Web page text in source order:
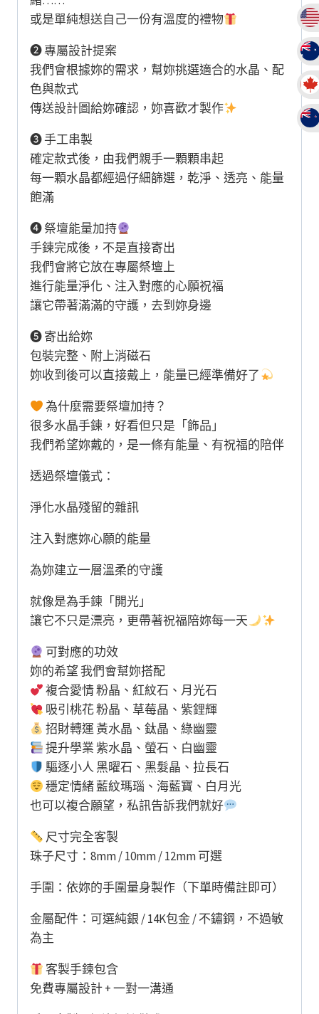
或是單純想送自己一份有溫度的禮物
❷ 專屬設計提案
我們會根據妳的需求，幫妳挑選適合的水晶、配
色與款式
傳送設計圖給妳確認，妳喜歡才製作
❸ 手工串製
確定款式後，由我們親手一顆顆串起
每一顆水晶都經過仔細篩選，乾淨、透亮、能量
飽滿
❹ 祭壇能量加持
手鍊完成後，不是直接寄出
我們會將它放在專屬祭壇上
進行能量淨化、注入對應的心願祝福
讓它帶著滿滿的守護，去到妳身邊
❺ 寄出給妳
包裝完整、附上消磁石
妳收到後可以直接戴上，能量已經準備好了
為什麼需要祭壇加持？
很多水晶手鍊，好看但只是「飾品」
我們希望妳戴的，是一條有能量、有祝福的陪伴
透過祭壇儀式：
淨化水晶殘留的雜訊
注入對應妳心願的能量
為妳建立一層溫柔的守護
就像是為手鍊「開光」
讓它不只是漂亮，更帶著祝福陪妳每一天
可對應的功效
妳的希望 我們會幫妳搭配
複合愛情 粉晶、紅紋石、月光石
吸引桃花 粉晶、草莓晶、紫鋰輝
招財轉運 黃水晶、鈦晶、綠幽靈
提升學業 紫水晶、螢石、白幽靈
驅逐小人 黑曜石、黑髮晶、拉長石
穩定情緒 藍紋瑪瑙、海藍寶、白月光
也可以複合願望，私訊告訴我們就好
尺寸完全客製
珠子尺寸：8mm / 10mm / 12mm 可選
手圍：依妳的手圍量身製作（下單時備註即可）
金屬配件：可選純銀 / 14K包金 / 不鏽鋼，不過敏
為主
客製手鍊包含
免費專屬設計 + 一對一溝通